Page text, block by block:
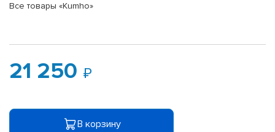
Все товары «Kumho»
21 250
В корзину